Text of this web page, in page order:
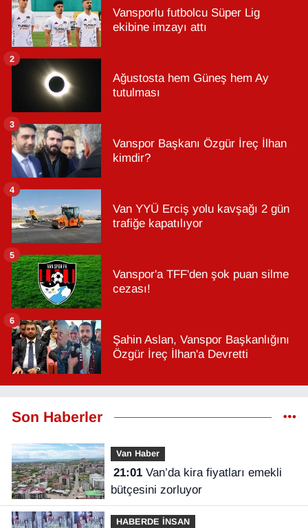
Vansporlu futbolcu Süper Lig
ekibine imzayı attı
Ağustosta hem Güneş hem Ay
tutulması
2
Vanspor Başkanı Özgür İreç İlhan
kimdir?
3
Van YYÜ Erciş yolu kavşağı 2 gün
trafiğe kapatılıyor
4
Vanspor'a TFF'den şok puan silme
cezası!
5
Şahin Aslan, Vanspor Başkanlığını
Özgür İreç İlhan'a Devretti
6
Son Haberler
Van Haber
21:01Van’da kira fiyatları emekli
bütçesini zorluyor
HABERDE İNSAN